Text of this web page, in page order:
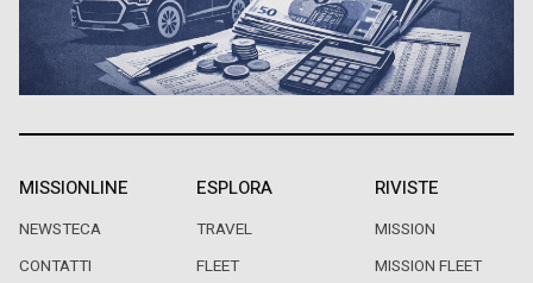
MISSIONLINE
NEWSTECA
CONTATTI
ESPLORA
TRAVEL
FLEET
RIVISTE
MISSION
MISSION FLEET